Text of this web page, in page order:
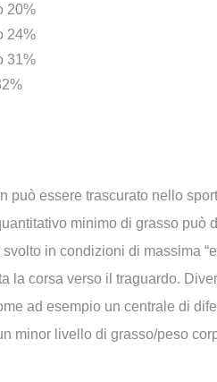
20%
24%
31%
può essere trascurato nello
minimo di grasso può
in condizioni di massima
la corsa verso il traguardo.
ad esempio un centrale di
minor livello di grasso/peso